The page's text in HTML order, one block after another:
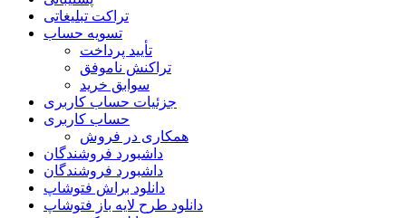
تراکت تبلیغاتی
تسویه حساب
تأیید پرداخت
تراکنش ناموفق
سوابق خرید
جزئیات حساب کاربری
حساب کاربری
همکاری در فروش
داشبورد فروشندگان
داشبورد فروشندگان
دانلود براش فتوشاپ
دانلود طرح لایه باز فتوشاپ